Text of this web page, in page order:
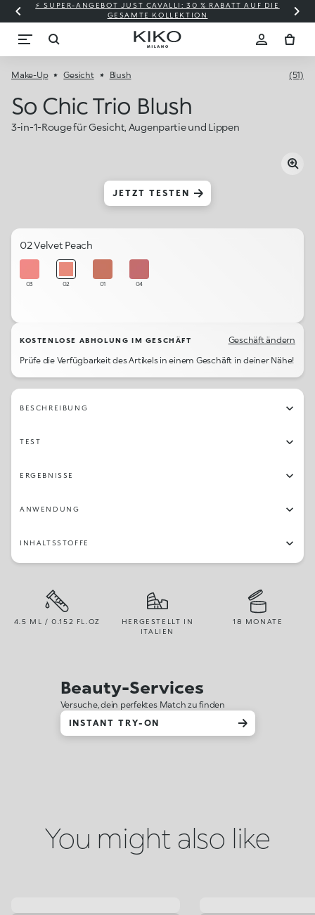
⚡ SUPER-ANGEBOT JUST CAVALLI: 30 % RABATT AUF DIE
GESAMTE KOLLEKTION
Make-Up Gesicht Blush (51)
So Chic Trio Blush
3-in-1-Rouge für Gesicht, Augenpartie und Lippen
JETZT TESTEN
02 Velvet Peach
03 02 01 04
KOSTENLOSE ABHOLUNG IM GESCHÄFT
Geschäft ändern
Prüfe die Verfügbarkeit des Artikels in einem Geschäft in deiner Nähe!
BESCHREIBUNG
TEST
ERGEBNISSE
ANWENDUNG
INHALTSSTOFFE
4.5 ML / 0.152 FL.OZ
HERGESTELLT IN
ITALIEN
18 MONATE
Beauty-Services
Versuche, dein perfektes Match zu finden
INSTANT TRY-ON
You might also like